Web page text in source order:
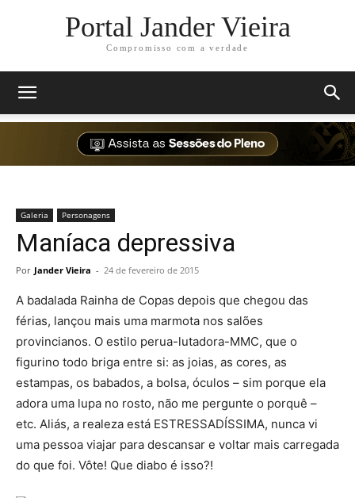
Portal Jander Vieira
Compromisso com a verdade
Galeria Personagens
Maníaca depressiva
Por Jander Vieira - 24 de fevereiro de 2015
A badalada Rainha de Copas depois que chegou das
férias, lançou mais uma marmota nos salões
provincianos. O estilo perua-lutadora-MMC, que o
figurino todo briga entre si: as joias, as cores, as
estampas, os babados, a bolsa, óculos – sim porque ela
adora uma lupa no rosto, não me pergunte o porquê –
etc. Aliás, a realeza está ESTRESSADÍSSIMA, nunca vi
uma pessoa viajar para descansar e voltar mais carregada
do que foi. Vôte! Que diabo é isso?!